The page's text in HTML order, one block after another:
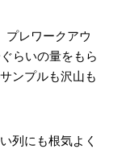
プレワークアウ
らいの量をもら
ンプルも沢山も
列にも根気よく